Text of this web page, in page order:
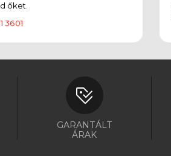
őket.
3601
GARANTÁLT
ÁRAK